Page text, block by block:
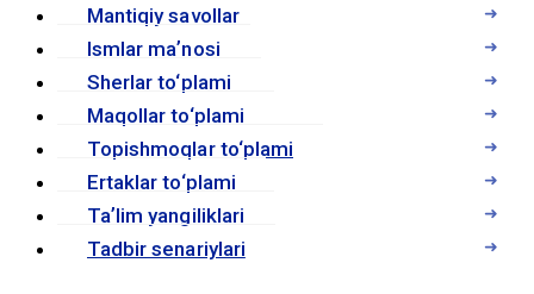
Mantiqiy savollar
Ismlar maʼnosi
Sherlar to‘plami
Maqollar to‘plami
Topishmoqlar to‘plami
Ertaklar to‘plami
Taʼlim yangiliklari
Tadbir senariylari